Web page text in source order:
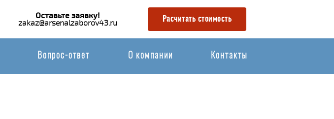
Оставьте заявку!
zakaz@arsenalzaborov43.ru Расчитать стоимость
Вопрос-ответ О компании Контакты